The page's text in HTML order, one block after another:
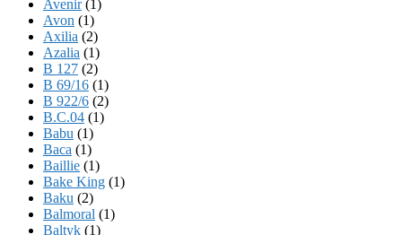
Avenir(1)
Avon (1)
Axilia (2)
Azalia (1)
B 127 (2)
B 69/16 (1)
B 922/6 (2)
B.C.04 (1)
Babu (1)
Baca (1)
Baillie (1)
Bake King (1)
Baku (2)
Balmoral (1)
Baltyk (1)